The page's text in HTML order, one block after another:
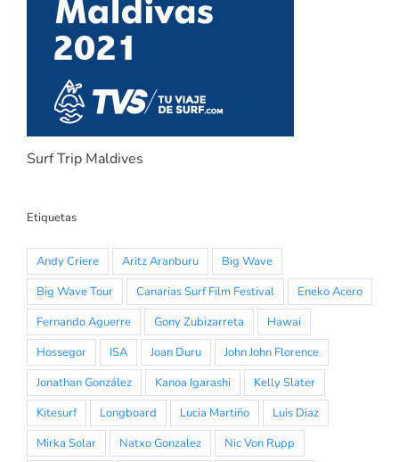
Surf Trip Maldives
Etiquetas
Andy Criere Aritz Aranburu
Big Wave
Big Wave Tour
Canarias Surf Film Festival
Eneko Acero
Fernando Aguerre
Gony Zubizarreta
Hawai
Hossegor
ISA Joan Duru
John John Florence
Jonathan González
Kanoa Igarashi
Kelly Slater
Kitesurf
Longboard Lucia Martiño
Luis Diaz
Mirka Solar
Natxo Gonzalez
Nic Von Rupp